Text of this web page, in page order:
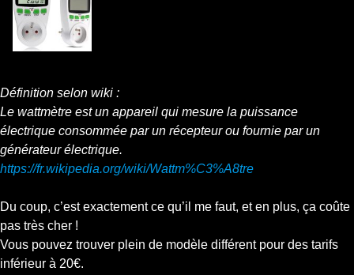
Définition selon wiki :
Le wattmètre est un appareil qui mesure la puissance
électrique consommée par un récepteur ou fournie par un
générateur électrique.
https://fr.wikipedia.org/wiki/Wattm%C3%A8tre
Du coup, c’est exactement ce qu’il me faut, et en plus, ça coûte
pas très cher !
Vous pouvez trouver plein de modèle différent pour des tarifs
inférieur à 20€.